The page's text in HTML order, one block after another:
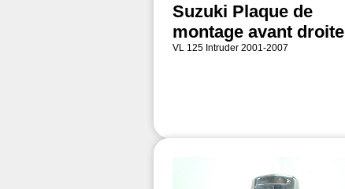
Suzuki Plaque de
montage avant droite
VL 125 Intruder 2001-2007